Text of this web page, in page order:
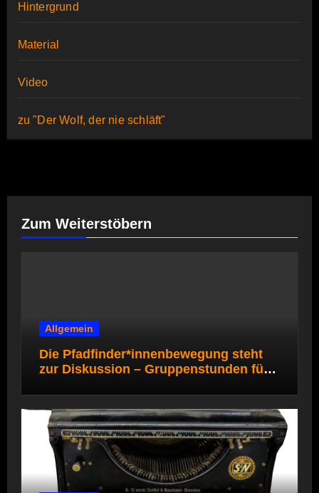
Hintergrund
Material
Video
zu "Der Wolf, der nie schläft"
Zum Weiterstöbern
Allgemein
Die Pfadfinder*innenbewegung steht
zur Diskussion – Gruppenstunden für